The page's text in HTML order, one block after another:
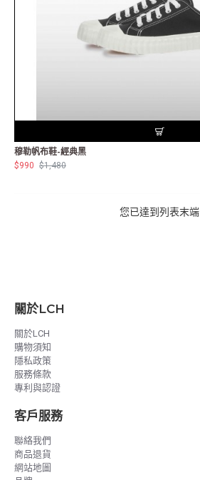
穆勒帆布鞋-經典黑
$990 $1,480
您已達到列表末端
關於LCH
關於LCH
購物須知
隱私政策
服務條款
專利與認證
客戶服務
聯絡我們
商品退貨
網站地圖